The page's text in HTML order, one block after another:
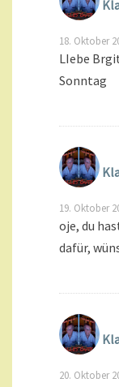
18. Oktober
LIebe
Sonntag
19. Oktober
oje, du
dafür,
20. Oktober